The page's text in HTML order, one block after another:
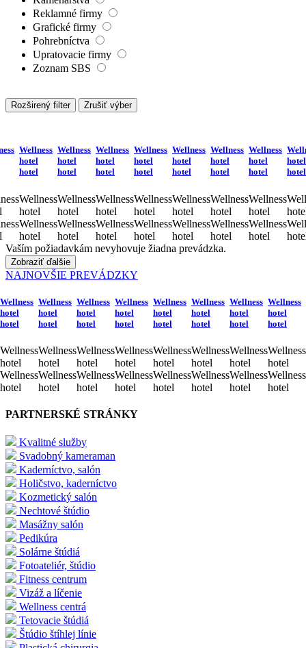
Reklamné firmy
Grafické firmy
Pohrebníctva
Upratovacie firmy
Zoznam SBS
Rozširený filter Zrušiť výber
Wellness
hotel
hotel
Wellness
hotel
Wellness
hotel
Wellness
hotel
hotel
Wellness
hotel
Wellness
hotel
Wellness
hotel
hotel
Wellness
hotel
Wellness
hotel
Wellness
hotel
hotel
Wellness
hotel
Wellness
hotel
Wellness
hotel
hotel
Wellness
hotel
Wellness
hotel
Wellness
hotel
hotel
Wellness
hotel
Wellness
hotel
Wellness
hotel
hotel
Wellness
hotel
Wellness
hotel
hotel
hotel
Vaším požiadavkám nevyhovuje žiadna prevádzka.
Zobraziť ďalšie
NAJNOVŠIE PREVÁDZKY
Wellness
hotel
hotel
Wellness
hotel
Wellness
hotel
Wellness
hotel
hotel
Wellness
hotel
Wellness
hotel
Wellness
hotel
hotel
Wellness
hotel
Wellness
hotel
Wellness
hotel
hotel
Wellness
hotel
Wellness
hotel
Wellness
hotel
hotel
Wellness
hotel
Wellness
hotel
Wellness
hotel
hotel
Wellness
hotel
Wellness
hotel
Wellness
hotel
hotel
Wellness
hotel
Wellness
hotel
Wellness
hotel
hotel
Wellness
hotel
Wellness
hotel
PARTNERSKÉ STRÁNKY
Kvalitné služby
Svadobný kameraman
Kaderníctvo, salón
Holičstvo, kaderníctvo
Kozmetický salón
Nechtové štúdio
Masážny salón
Pedikúra
Solárne štúdiá
Fotoateliér, štúdio
Fitness centrum
Vizáž a líčenie
Wellness centrá
Tetovacie štúdiá
Štúdio štíhlej línie